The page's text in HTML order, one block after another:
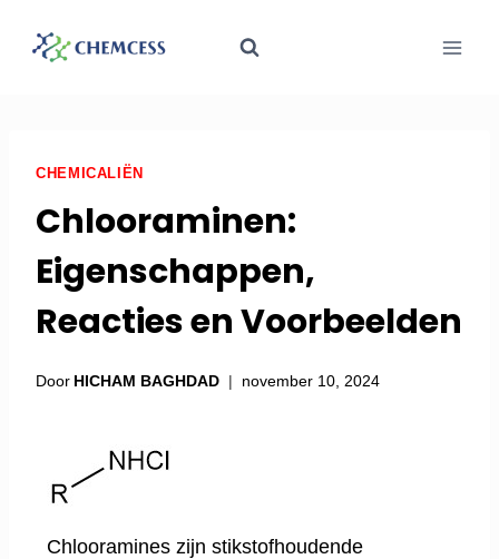
CHEMICALIËN
Chlooraminen:
Eigenschappen,
Reacties en Voorbeelden
Door HICHAM BAGHDAD november 10, 2024
Chlooramines zijn stikstofhoudende